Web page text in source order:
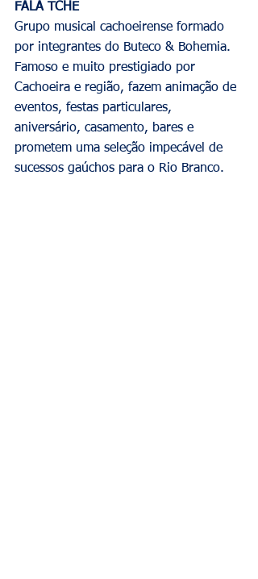
FALA TCHÊ
Grupo musical cachoeirense formado
por integrantes do Buteco & Bohemia.
Famoso e muito prestigiado por
Cachoeira e região, fazem animação de
eventos, festas particulares,
aniversário, casamento, bares e
prometem uma seleção impecável de
sucessos gaúchos para o Rio Branco.